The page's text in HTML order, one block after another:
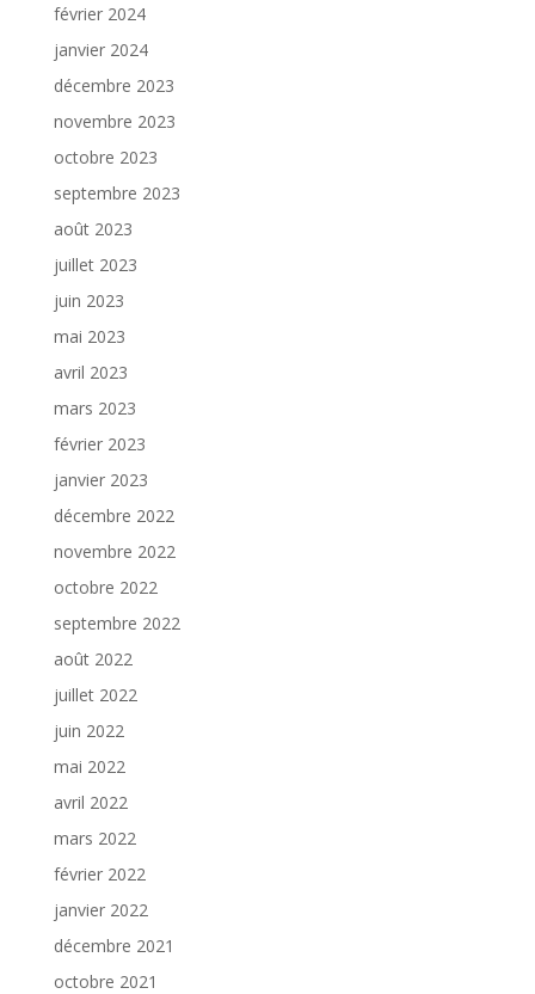
février 2024
janvier 2024
décembre 2023
novembre 2023
octobre 2023
septembre 2023
août 2023
juillet 2023
juin 2023
mai 2023
avril 2023
mars 2023
février 2023
janvier 2023
décembre 2022
novembre 2022
octobre 2022
septembre 2022
août 2022
juillet 2022
juin 2022
mai 2022
avril 2022
mars 2022
février 2022
janvier 2022
décembre 2021
octobre 2021